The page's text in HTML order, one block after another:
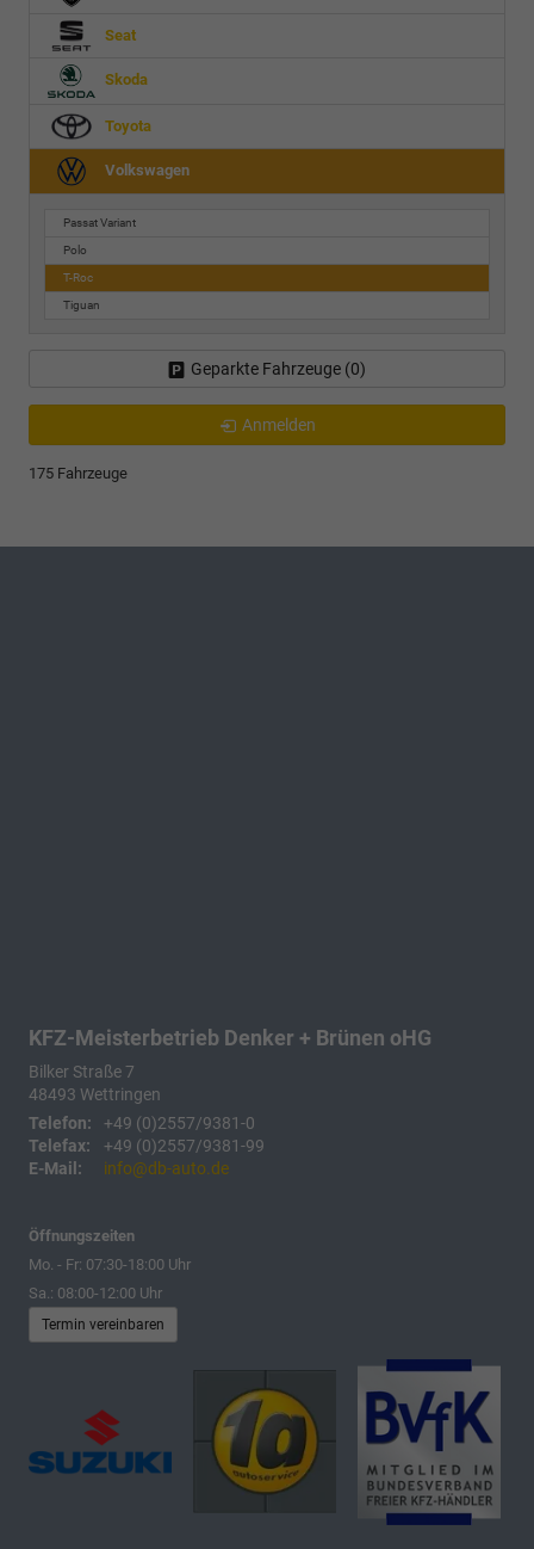
Seat
Skoda
Toyota
Volkswagen
Passat Variant
Polo
T-Roc
Tiguan
Geparkte Fahrzeuge (0)
Anmelden
175 Fahrzeuge
KFZ-Meisterbetrieb Denker + Brünen oHG
Bilker Straße 7
48493 Wettringen
Telefon:
+49 (0)2557/9381-0
Telefax:
+49 (0)2557/9381-99
E-Mail:
info@db-auto.de
Öffnungszeiten
Mo. - Fr: 07:30-18:00 Uhr
Sa.: 08:00-12:00 Uhr
Termin vereinbaren